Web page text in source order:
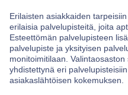
Erilaisten asiakkaiden
erilaisia palvelupisteitä, joita
Esteettömän palvelupisteen
palvelupiste ja yksityisen
monitoimitilaan.
yhdistettynä eri
asiakaslähtöisen kokemuksen.